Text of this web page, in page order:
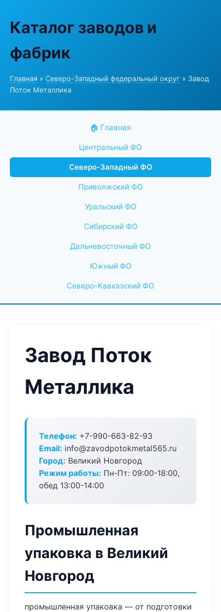
Каталог заводов и
фабрик
Главная » Северо-Западный федеральный округ » Завод
Поток Металлика
🏠 Главная
Центральный ФО
Северо-Западный ФО
Приволжский ФО
Уральский ФО
Сибирский ФО
Дальневосточный ФО
Южный ФО
Северо-Кавказский ФО
Завод Поток
Металлика
Телефон: +7-990-663-82-93
Email: info@zavodpotokmetal565.ru
Город: Великий Новгород
Режим работы: Пн-Пт: 09:00-18:00,
обед 13:00-14:00
Промышленная
упаковка в Великий
Новгород
промышленная упаковка — от подготовки